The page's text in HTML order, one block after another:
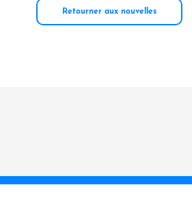
Retourner aux nouvelles